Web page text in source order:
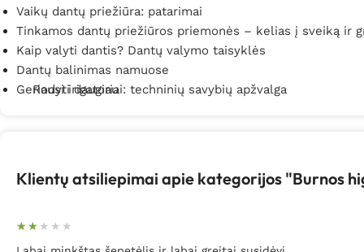
Kasdienė dantų priežiūra bus dar lengvesnė, jeigu
apnašas, maloniai raminantis dantenas. Jei galvojate,
atokiausias ir siauriausias burnos ertmes. Burnos
vandens srovė pašalina bakterijas ir mikrobus
patvirtintus ir daugelio žmonių visame pasaulyje jau
Visiškai nesudėtinga ir svarbiausia ypač profesionali
skysčiams ar nuolatiniams vizitams pas odontologus.
Kviečiame rinktis ir užsisakyti burnos priežiūros
irigatoriai mūsų parduotuvėje „Biomed“ parduodami itin
Vaikų dantų priežiūra: patarimai
Tinkamos dantų priežiūros priemonės – kelias į sveiką ir
Kaip valyti dantis? Dantų valymo taisyklės
Dantų balinimas namuose
Geriausi irigatoriai: techninių savybių apžvalga
Rodyti daugiau
Klientų atsiliepimai apie kategorijos "Burnos